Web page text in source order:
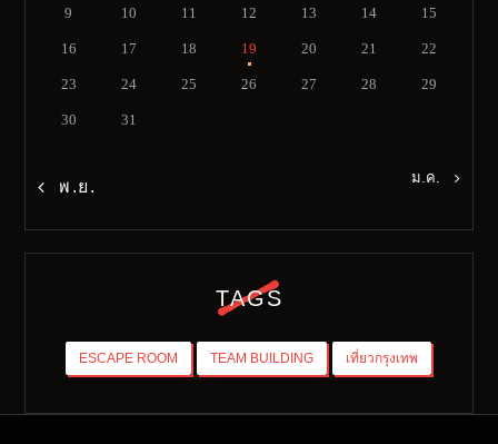
9 10 11 12 13 14 15
16 17 18 19 20 21 22
23 24 25 26 27 28 29
30 31
« พ.ย. ม.ค. »
TAGS
ESCAPE ROOM TEAM BUILDING เที่ยวกรุงเทพ